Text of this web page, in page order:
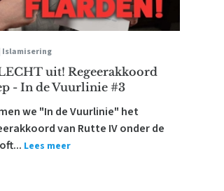
Islamisering
uit! Regeerakkoord
- In de Vuurlinie #3
we "In de Vuurlinie" het
van Rutte IV onder de
Lees meer